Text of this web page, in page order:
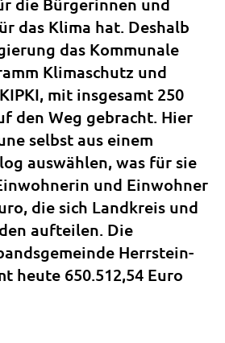
das Klima hat. Deshalb
das Kommunale
Klimaschutz und
mit insgesamt 250
den Weg gebracht. Hier
selbst aus einem
auswählen, was für sie
und Einwohner
die sich Landkreis und
aufteilen. Die
Herrstein-
heute 650.512,54 Euro